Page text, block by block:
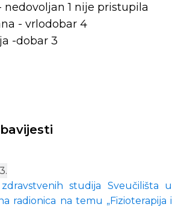
nedovoljan 1 nije pristupila
- vrlodobar 4
-dobar 3
studija Sveučilišta u
radionica na temu „Fizioterapija i